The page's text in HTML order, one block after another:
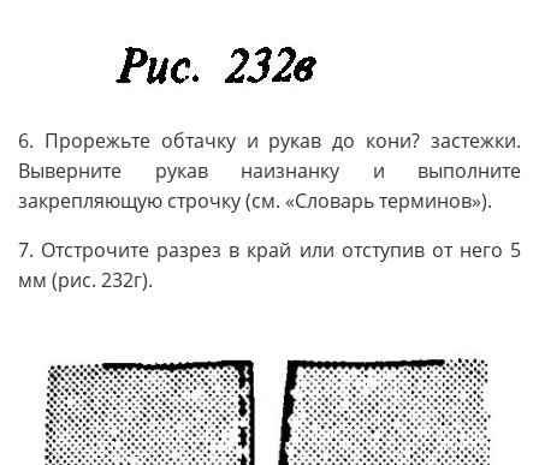
6. Прорежьте обтачку и рукав до кони? застежки.
Выверните рукав наизнанку и выполните
закрепляющую строчку (см. «Словарь терминов»).
7. Отстрочите разрез в край или отступив от него 5
мм (рис. 232г).